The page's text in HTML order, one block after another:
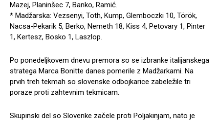
Mazej, Planinšec 7, Banko, Ramić.
* Madžarska: Vezsenyi, Toth, Kump, Glemboczki 10, Török,
Nacsa-Pekarik 5, Berko, Nemeth 18, Kiss 4, Petovary 1, Pinter
1, Kertesz, Bosko 1, Laszlop.
Po ponedeljkovem dnevu premora so se izbranke italijanskega
stratega Marca Bonitte danes pomerile z Madžarkami. Na
prvih treh tekmah so slovenske odbojkarice zabeležile tri
poraze proti zahtevnim tekmicam.
Skupinski del so Slovenke začele proti Poljakinjam, nato je